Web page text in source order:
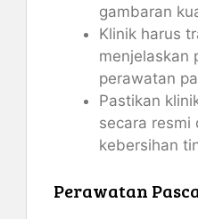
gambaran
Klinik harus
menjelaskan
perawatan
Pastikan
secara resmi
kebersihan
Perawatan